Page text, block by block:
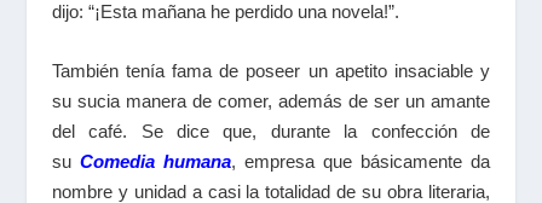
dijo: “¡Esta mañana he perdido una novela!”.
También tenía fama de poseer un apetito insaciable y
su sucia manera de comer, además de ser un amante
del café. Se dice que, durante la confección de
su Comedia humana, empresa que básicamente da
nombre y unidad a casi la totalidad de su obra literaria,